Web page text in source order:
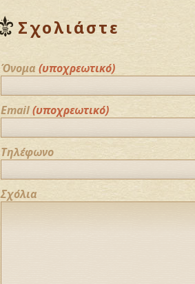
Σχολιάστε
Όνομα (υποχρεωτικό)
Email(υποχρεωτικό)
Τηλέφωνο
Σχόλια